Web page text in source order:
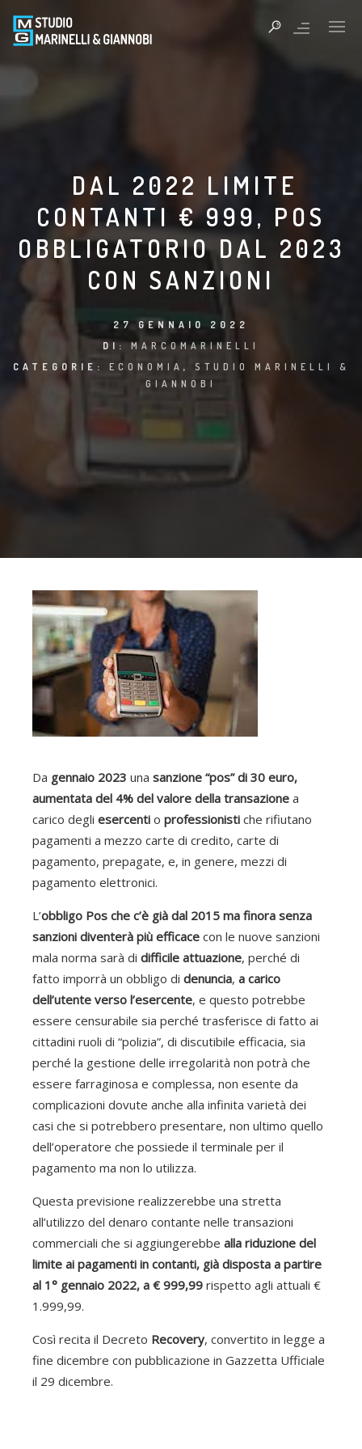
DAL 2022 LIMITE
CONTANTI € 999, POS
OBBLIGATORIO DAL 2023
CON SANZIONI
27 GENNAIO 2022
DI:MARCOMARINELLI
CATEGORIE: ECONOMIA , STUDIO MARINELLI &
GIANNOBI
Da gennaio 2023 una sanzione “pos” di 30 euro,
aumentata del 4% del valore della transazione a
carico degli esercenti o professionisti che rifiutano
pagamenti a mezzo carte di credito, carte di
pagamento, prepagate, e, in genere, mezzi di
pagamento elettronici.
L’obbligo Pos che c’è già dal 2015 ma finora senza
sanzioni diventerà più efficace con le nuove sanzioni
mala norma sarà di difficile attuazione, perché di
fatto imporrà un obbligo di denuncia, a carico
dell’utente verso l’esercente, e questo potrebbe
essere censurabile sia perché trasferisce di fatto ai
cittadini ruoli di “polizia”, di discutibile efficacia, sia
perché la gestione delle irregolarità non potrà che
essere farraginosa e complessa, non esente da
complicazioni dovute anche alla infinita varietà dei
casi che si potrebbero presentare, non ultimo quello
dell’operatore che possiede il terminale per il
pagamento ma non lo utilizza.
Questa previsione realizzerebbe una stretta
all’utilizzo del denaro contante nelle transazioni
commerciali che si aggiungerebbe alla riduzione del
limite ai pagamenti in contanti, già disposta a partire
al 1° gennaio 2022, a € 999,99 rispetto agli attuali €
1.999,99.
Così recita il Decreto Recovery, convertito in legge a
fine dicembre con pubblicazione in Gazzetta Ufficiale
il 29 dicembre.